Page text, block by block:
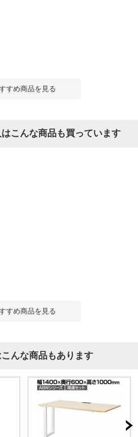
すめ商品を見る
こんな商品も買っています
すめ商品を見る
んな商品もあります